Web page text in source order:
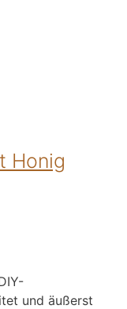
Honig
und äußerst